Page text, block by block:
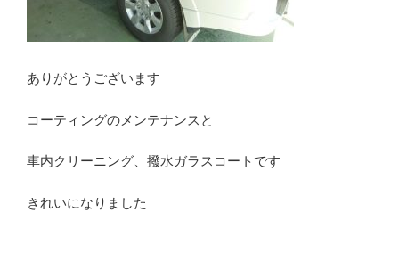
ありがとうございます
コーティングのメンテナンスと
車内クリーニング、撥水ガラスコートです
きれいになりました